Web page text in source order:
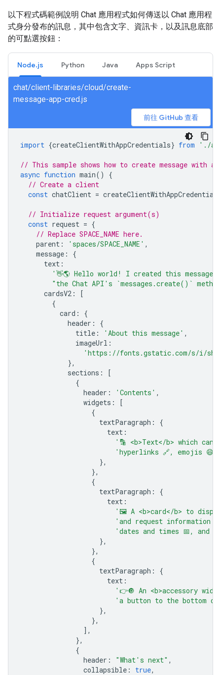
以下程式碼範例說明 Chat 應用程式如何傳送以 Chat 應用程
式身分發布的訊息，其中包含文字、資訊卡，以及訊息底部
的可點選按鈕：
Node.js Python Java Apps Script
chat/client-libraries/cloud/create-
message-app-cred.js
前往 GitHub 查看
import {createClientWithAppCredentials} from './
// This sample shows how to create message with
async function main()
{
// Create a client
const chatClient = createClientWithAppCredentials
// Initialize request argument(s)
const request = {
// Replace SPACE_NAME here.
parent : 'spaces/SPACE_NAME' ,
message :
{
text :
'👋🌎 Hello world! I created this
"the Chat API's `messages.create()`
cardsV2 :
[
{
card :
{
header :
{
title : 'About this message' ,
imageUrl :
'https://fonts.gstatic.com/s/i/
},
sections :
[
{
header : 'Contents' ,
widgets :
[
{
textParagraph :
{
text :
'🔡 <b>Text</b> which
'hyperlinks 🔗, emojis
},
},
{
textParagraph :
{
text :
'🖼️ A <b>card</b> to
'and request information
'dates and times 📅, and
},
},
{
textParagraph :
{
text :
'👉🔘 An <b>accessory
'a button to the bottom of
},
},
],
},
{
header : "What's next" ,
collapsible : true,